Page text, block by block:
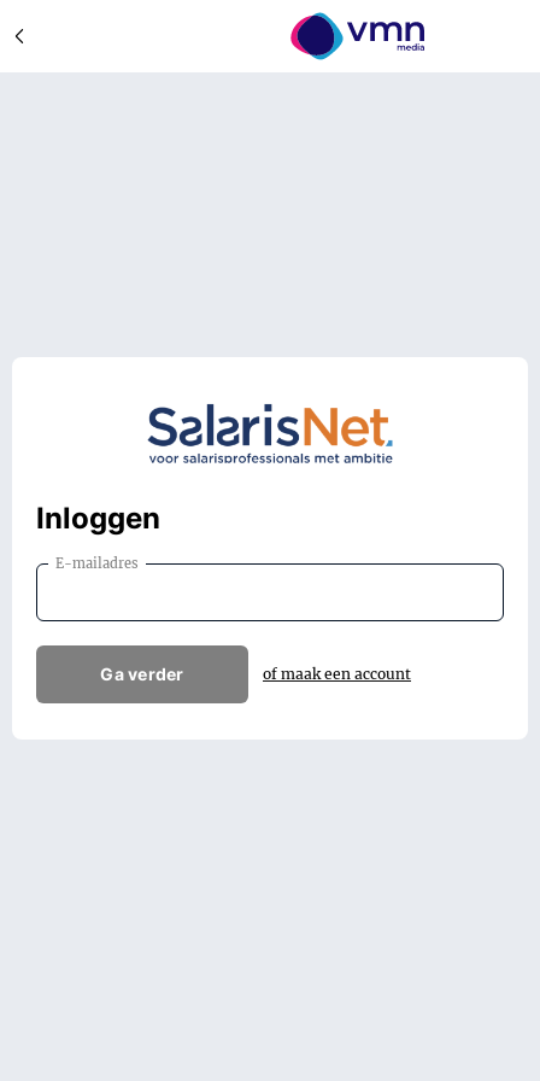
Inloggen
E-mailadres
Ga verder of maak een account